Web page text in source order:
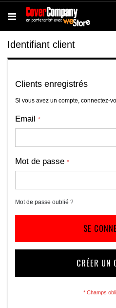
Identifiant client
Clients enregistrés
Si vous avez un compte, connectez-
Email
Mot de passe
Mot de passe oublié ?
SE
CRÉER UN